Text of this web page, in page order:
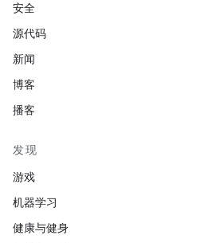
安全
源代码
新闻
博客
播客
发现
游戏
机器学习
健康与健身